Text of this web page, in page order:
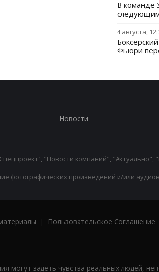
В команде
4 августа,
Фьюри
Новости
"Новости компаний", "Актуально",
фотографических произведений и/или
| Пользовательское Соглашение
задеть чувства реальных людей,